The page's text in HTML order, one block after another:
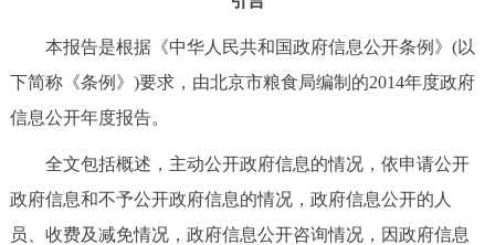
市领导 机构职能 政策服务
政策兑现
决策公开 专题公开
政务服务
本报告是根据《中华人民共和国政府信息公开条例》(以
下简称《条例》)要求，由北京市粮食局编制的2014年度政府
信息公开年度报告。
全文包括概述，主动公开政府信息的情况，依申请公开
政府信息和不予公开政府信息的情况，政府信息公开的人
员、收费及减免情况，政府信息公开咨询情况，因政府信息